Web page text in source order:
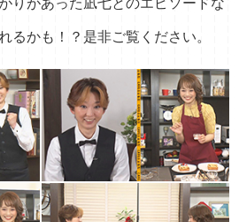
るかも！？ 是非ご覧ください。